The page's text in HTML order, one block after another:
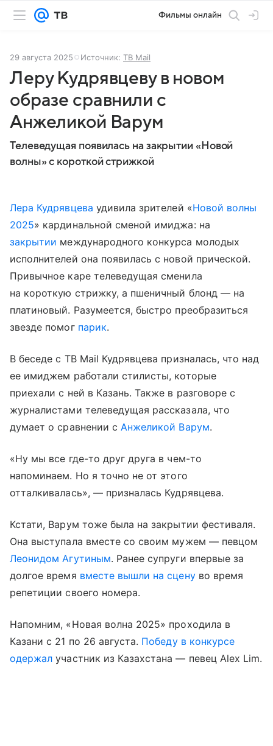
Фильмы онлайн
29 августа 2025 Источник: ТВ Mail
Леру Кудрявцеву в новом
образе сравнили с
Анжеликой Варум
Телеведущая появилась на закрытии «Новой
волны» с короткой стрижкой
Лера Кудрявцева удивила зрителей «Новой волны
2025» кардинальной сменой имиджа: на
закрытии международного конкурса молодых
исполнителей она появилась с новой прической.
Привычное каре телеведущая сменила
на короткую стрижку, а пшеничный блонд — на
платиновый. Разумеется, быстро преобразиться
звезде помог парик.
В беседе с ТВ Mail Кудрявцева призналась, что над
ее имиджем работали стилисты, которые
приехали с ней в Казань. Также в разговоре с
журналистами телеведущая рассказала, что
думает о сравнении сАнжеликой Варум.
«Ну мы все где-то друг друга в чем-то
напоминаем. Но я точно не от этого
отталкивалась», — призналась Кудрявцева.
Кстати, Варум тоже была на закрытии фестиваля.
Она выступала вместе со своим мужем — певцом
Леонидом Агутиным. Ранее супруги впервые за
долгое время вместе вышли на сценуво время
репетиции своего номера.
Напомним, «Новая волна 2025» проходила в
Казани с 21 по 26 августа. Победу в конкурсе
одержал участник из Казахстана — певец Alex Lim.